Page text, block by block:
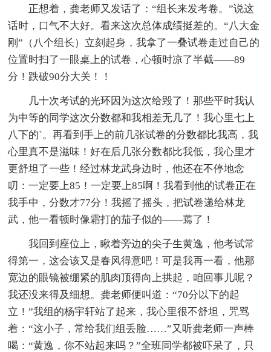
正想着，龚老师又发话了：“组长来发考卷。”说这
话时，口气不大好。看来这次总体成绩挺差的。“八大金
刚”（八个组长）立刻起身，我拿了一叠试卷走过自己的
位置时扫了一眼桌上的试卷，心顿时凉了半截——89
分！跌破90分大关！！
几十次考试的光环因为这次给毁了！那些平时我认
为中等的同学这次分数都和我相差无几了！我心里七上
八下的`。再看到手上的前几张试卷的分数都比我高，我
心里真不是滋味！好在后几张分数都比我低，我心里才
更舒坦了一些！经过林龙武身边时，他还在不停地念
叨：一定要上85！一定要上85啊！我看到他的试卷正在
我手中，分数才77分！我摇了摇头，把试卷递给林龙
武，他一看顿时像霜打的茄子似的——蔫了！
我回到座位上，瞅着旁边的尖子生黄逸，他考试常
得第一，这会该又是春风得意吧！可是我再一看，他那
宽边的眼镜被绷紧的肌肉顶得向上拱起，咱回事儿呢？
我还没来得及细想。龚老师便叫道：“70分以下的起
立！”我组的杨宇轩站了起来，我心里很不舒坦，咒骂
着：“这小子，常给我们组丢脸……”又听龚老师一声棒
喝：“黄逸，你不站起来吗？”全班同学都被吓呆了，只